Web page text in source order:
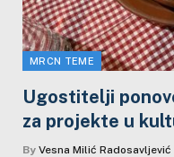
MRCN TEME
Ugostitelji
za projekte u
By Vesna Milić Radosavljević